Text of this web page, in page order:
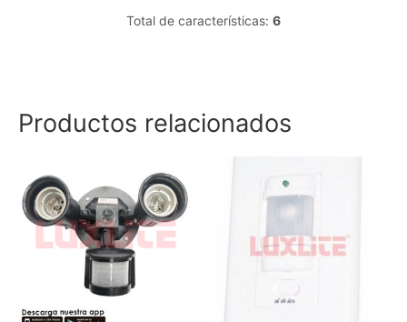
Total de características: 6
Productos relacionados